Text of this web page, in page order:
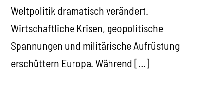
Weltpolitik dramatisch verändert.
Wirtschaftliche Krisen, geopolitische
Spannungen und militärische Aufrüstung
erschüttern Europa. Während […]